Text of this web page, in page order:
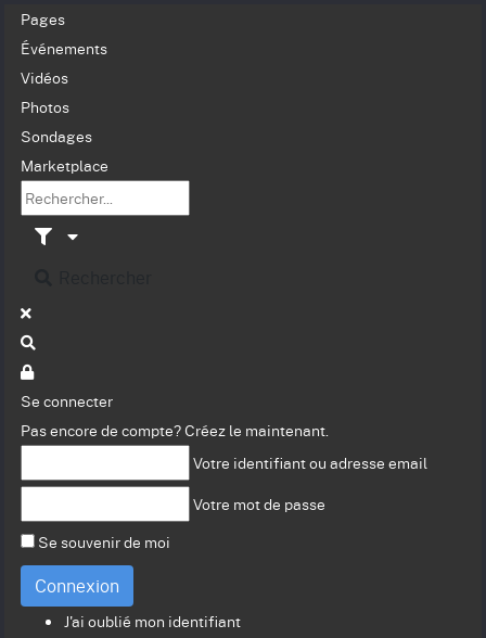
Pages
Événements
Vidéos
Photos
Sondages
Marketplace
Se connecter
Pas encore de compte? Créez le maintenant.
Votre identifiant ou adresse email
Votre mot de passe
Se souvenir de moi
Connexion
J'ai oublié mon identifiant